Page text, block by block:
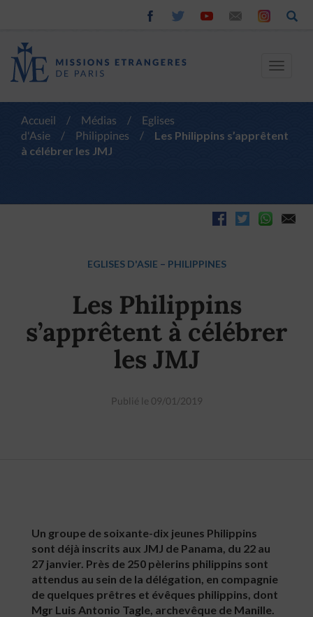
Toggle
Accueil / Médias /
Eglises
d'Asie
/ Philippines /
Les Philippins s’apprêtent
à célébrer les JMJ
EGLISES D'ASIE – PHILIPPINES
Les Philippins
s’apprêtent à célébrer
les JMJ
Publié le 09/01/2019
Un groupe de soixante-dix jeunes Philippins
sont déjà inscrits aux JMJ de Panama, du 22 au
27 janvier. Près de 250 pèlerins philippins sont
attendus au sein de la délégation, en compagnie
de quelques prêtres et évêques philippins, dont
Mgr Luis Antonio Tagle, archevêque de Manille.